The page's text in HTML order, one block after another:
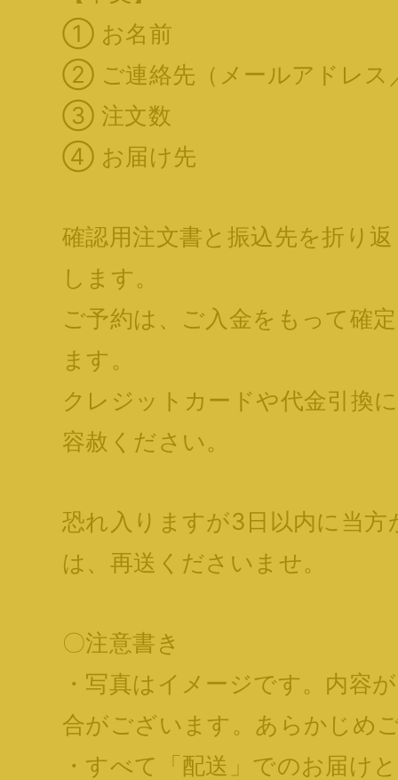
① お名前
② ご連絡先（メールアドレス
③ 注文数
④ お届け先
確認用注文書と振込先を折り
します。
ご予約は、ご入金をもって確
ます。
クレジットカードや代金引換
容赦ください。
恐れ入りますが3日以内に当方
は、再送くださいませ。
〇注意書き
・写真はイメージです。内容
合がございます。あらかじめ
・すべて「配送」でのお届け